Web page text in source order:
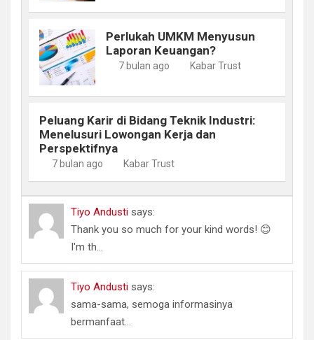
Perlukah UMKM Menyusun
Laporan Keuangan?
7 bulan ago Kabar Trust
Peluang Karir di Bidang Teknik Industri:
Menelusuri Lowongan Kerja dan
Perspektifnya
7 bulan ago Kabar Trust
Tiyo Andusti says:
Thank you so much for your kind words! 😊
I'm th...
Tiyo Andusti says:
sama-sama, semoga informasinya
bermanfaat...